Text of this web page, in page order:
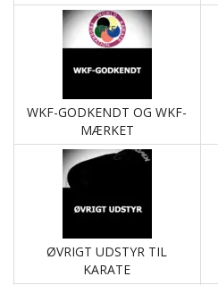
WKF-GODKENDT OG WKF-
MÆRKET
ØVRIGT UDSTYR TIL
KARATE